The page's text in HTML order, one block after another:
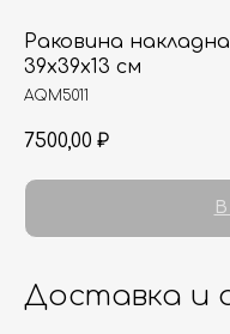
Раковина
39х39х13 см
AQM5011
7500,00 ₽
Доставка и